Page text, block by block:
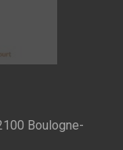
Boulogne-